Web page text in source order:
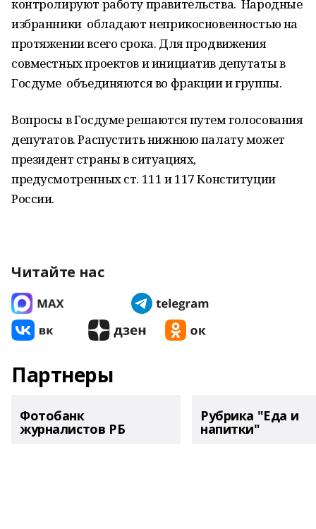
контролируют работу правительства. Народные
избранники обладают неприкосновенностью на
протяжении всего срока. Для продвижения
совместных проектов и инициатив депутаты в
Госдуме объединяются во фракции и группы.
Вопросы в Госдуме решаются путем голосования
депутатов. Распустить нижнюю палату может
президент страны в ситуациях,
предусмотренных ст. 111 и 117 Конституции
России.
Читайте нас
Партнеры
Фотобанк
журналистов РБ
Рубрика "Еда и
напитки"